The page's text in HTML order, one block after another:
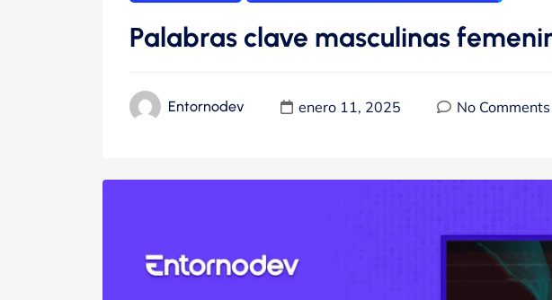
Palabras clave masculinas
Entornodev enero 11, 2025 No Comments